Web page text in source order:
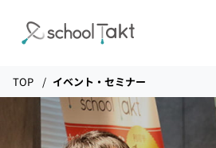
機能
TOP イベント・セミナー